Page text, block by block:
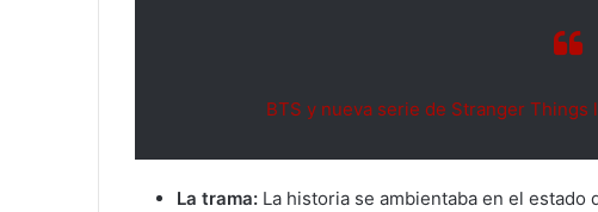
BTS y nueva serie de Stranger
La trama: La historia se ambientaba en el estado